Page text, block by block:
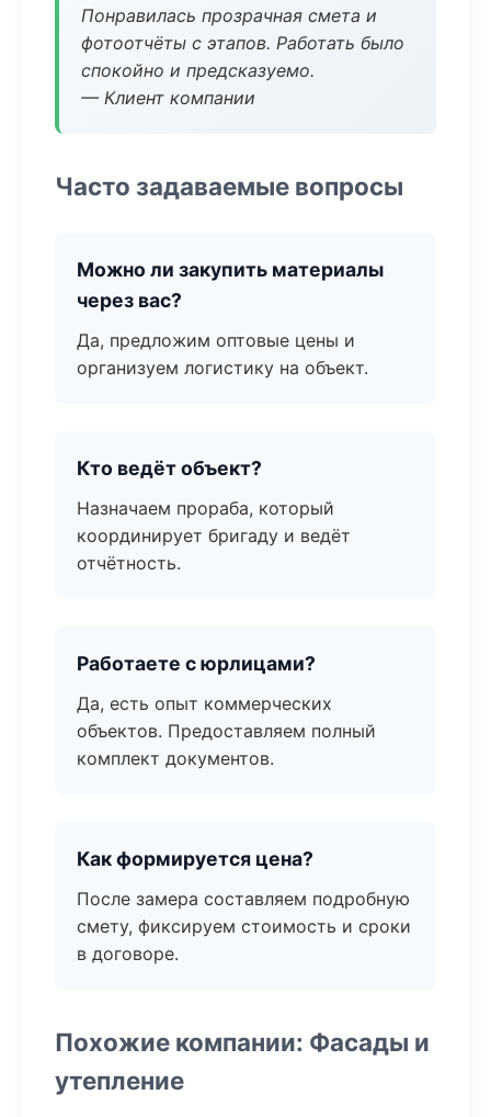
Понравилась прозрачная смета и
фотоотчёты с этапов. Работать было
спокойно и предсказуемо.
— Клиент компании
Часто задаваемые вопросы
Можно ли закупить материалы
через вас?
Да, предложим оптовые цены и
организуем логистику на объект.
Кто ведёт объект?
Назначаем прораба, который
координирует бригаду и ведёт
отчётность.
Работаете с юрлицами?
Да, есть опыт коммерческих
объектов. Предоставляем полный
комплект документов.
Как формируется цена?
После замера составляем подробную
смету, фиксируем стоимость и сроки
в договоре.
Похожие компании: Фасады и
утепление